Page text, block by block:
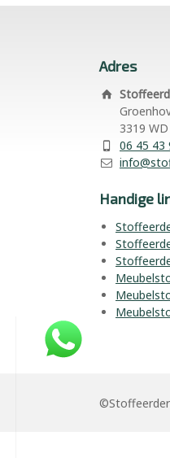
Adres
3319
06 45 43
Handige